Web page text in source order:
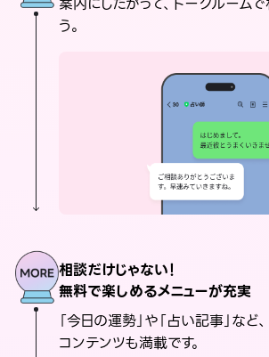
う。
相談だけじゃない！
無料で楽しめるメニューが充実
「今日の運勢」や「占い記事」な
コンテンツも満載です。